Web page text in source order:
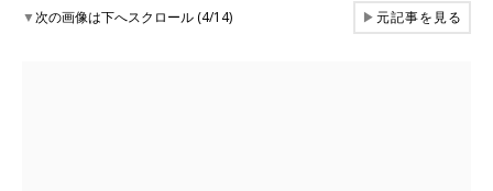
▼次の画像は下へスクロール (4/14) ▶元記事を見る